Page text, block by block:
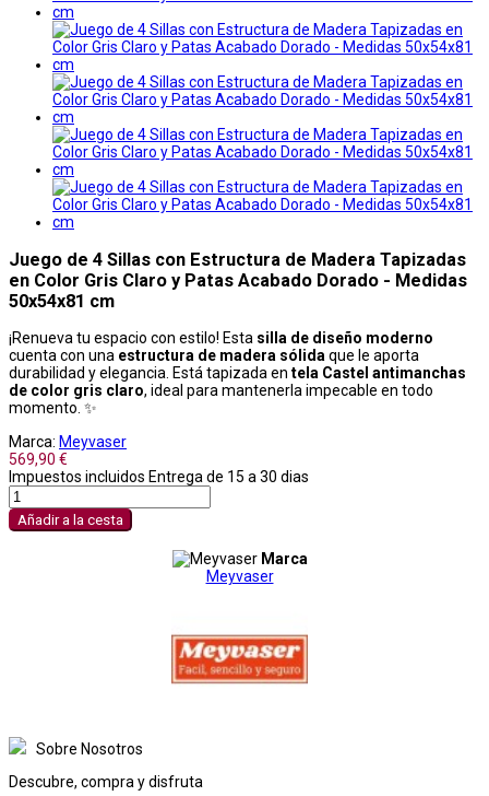
Juego de 4 Sillas con Estructura de Madera Tapizadas
en Color Gris Claro y Patas Acabado Dorado - Medidas
50x54x81 cm
¡Renueva tu espacio con estilo! Esta silla de diseño moderno
cuenta con una estructura de madera sólida que le aporta
durabilidad y elegancia. Está tapizada en tela Castel antimanchas
de color gris claro, ideal para mantenerla impecable en todo
momento. ✨
Marca: Meyvaser
569,90 €
Impuestos incluidos Entrega de 15 a 30 dias
Añadir a la cesta
Marca
Meyvaser
Sobre Nosotros
Descubre, compra y disfruta